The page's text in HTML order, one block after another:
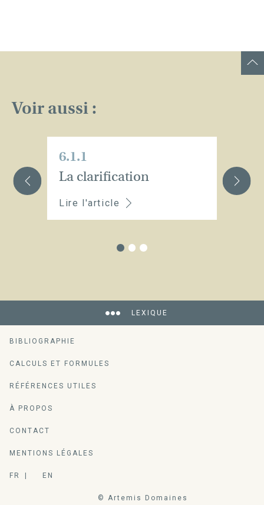
Voir aussi :
6.1.1
La clarification
Lire l'article
LEXIQUE
BIBLIOGRAPHIE
CALCULS ET FORMULES
RÉFÉRENCES UTILES
À PROPOS
CONTACT
MENTIONS LÉGALES
FR EN
© Artemis Domaines